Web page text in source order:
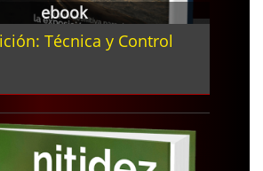
ebook
Técnica y Control